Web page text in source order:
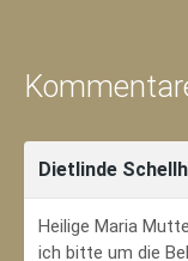
Dietlinde
Heilige Maria
ich bitte um die